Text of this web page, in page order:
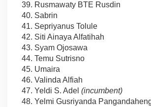
Rusmawaty BTE Rusdin
Sabrin
Sepriyanus Tolule
Siti Ainaya Alfatihah
Syam Ojosawa
Temu Sutrisno
Umaira
Valinda Alfiah
Yeldi S. Adel (incumbent)
Yelmi Gusriyanda